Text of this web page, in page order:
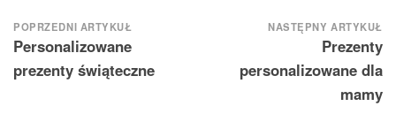
Nawigacja
wpisu
POPRZEDNI ARTYKUŁ
Personalizowane
prezenty świąteczne
NASTĘPNY ARTYKUŁ
Prezenty
personalizowane dla
mamy